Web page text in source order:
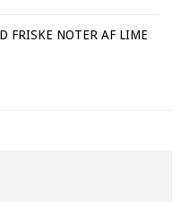
FRISKE NOTER AF LIME